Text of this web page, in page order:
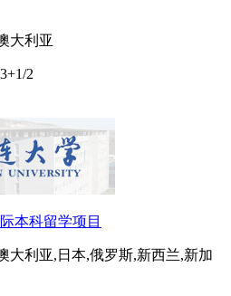
大利亚
2
本科留学项目
大利亚,日本,俄罗斯,新西兰,新加